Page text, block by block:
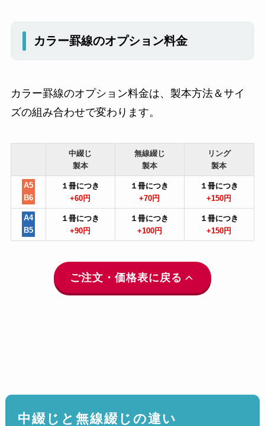
カラー罫線のオプション料金
カラー罫線のオプション料金は、製本方法＆サイ
ズの組み合わせで変わります。
中綴じ
製本
無線綴じ
製本
リング
製本
A5
B6
１冊につき
+60円
１冊につき
+70円
１冊につき
+150円
A4
B5
１冊につき
+90円
１冊につき
+100円
１冊につき
+150円
ご注文・価格表に戻る
中綴じと無線綴じの違い